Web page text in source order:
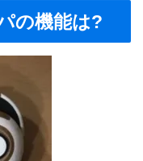
の機能は?